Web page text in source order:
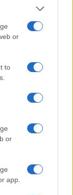
or
to
or
app.due furgoni